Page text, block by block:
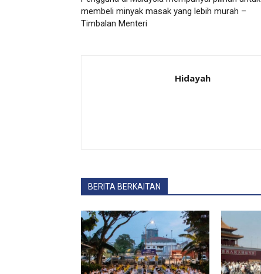
membeli minyak masak yang lebih murah –
Timbalan Menteri
Hidayah
BERITA BERKAITAN